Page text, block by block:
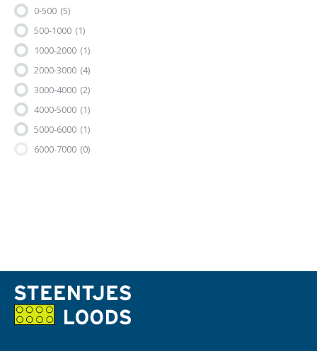
0-500 (5)
500-1000 (1)
1000-2000 (1)
2000-3000 (4)
3000-4000 (2)
4000-5000 (1)
5000-6000 (1)
6000-7000 (0)